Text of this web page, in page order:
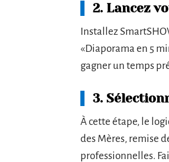
2. Lancez
Installez
«Diaporama en 5
gagner un temps
3.
À cette étape, le
des Mères, remise
professionnelles.